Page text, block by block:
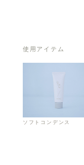
使用アイテム
ソフトコンデンス